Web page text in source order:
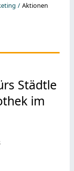
Aktionen
Städtle
im